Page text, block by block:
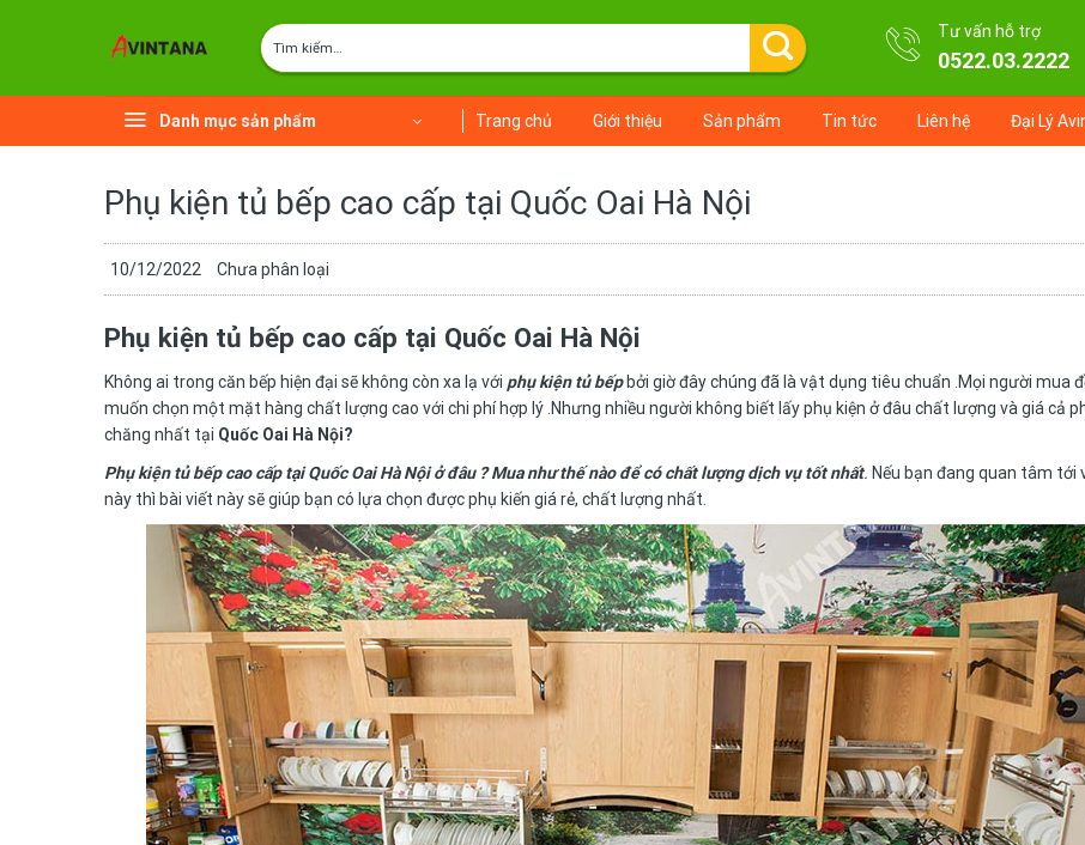
Tìm
kiếm:
Tư vấn hỗ trợ
0522.03.2222
Danh mục sản phẩm Trang chủ Giới thiệu Sản phẩm Tin tức Liên hệ Đại Lý
Phụ kiện tủ bếp cao cấp tại Quốc Oai Hà Nội
10/12/2022 Chưa phân loại
Phụ kiện tủ bếp cao cấp tại Quốc Oai Hà Nội
Không ai trong căn bếp hiện đại sẽ không còn xa lạ với phụ kiện tủ bếp bởi giờ đây chúng đã là vật dụng tiêu chuẩn .Mọi người mua
muốn chọn một mặt hàng chất lượng cao với chi phí hợp lý .Nhưng nhiều người không biết lấy phụ kiện ở đâu chất lượng và giá cả
chăng nhất tại Quốc Oai Hà Nội?
Phụ kiện tủ bếp cao cấp tại Quốc Oai Hà Nội ở đâu ? Mua như thế nào để có chất lượng dịch vụ tốt nhất. Nếu bạn đang quan tâm tới
này thì bài viết này sẽ giúp bạn có lựa chọn được phụ kiến giá rẻ, chất lượng nhất.